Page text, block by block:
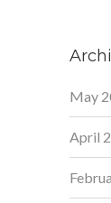
May
April